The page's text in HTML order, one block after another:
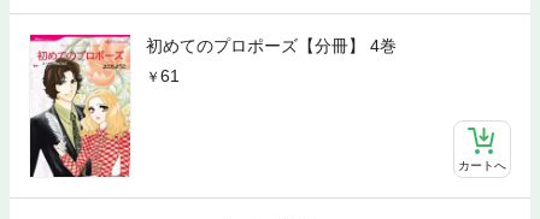
初めてのプロポーズ【分冊】 4巻
61
カートへ